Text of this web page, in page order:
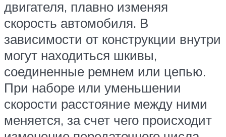
двигателя, плавно изменяя
скорость автомобиля. В
зависимости от конструкции внутри
могут находиться шкивы,
соединенные ремнем или цепью.
При наборе или уменьшении
скорости расстояние между ними
меняется, за счет чего происходит